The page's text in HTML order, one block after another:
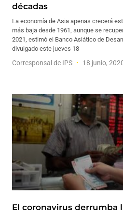
décadas
La economía de Asia apenas crecerá
más baja desde 1961, aunque se
2021, estimó el Banco Asiático de
divulgado este jueves 18
Corresponsal de IPS 18 junio,
El coronavirus derrumba